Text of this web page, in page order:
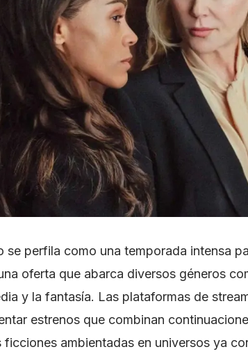
se perfila como una temporada intensa
oferta que abarca diversos géneros
y la fantasía. Las plataformas de
estrenos que combinan
ficciones ambientadas en universos ya